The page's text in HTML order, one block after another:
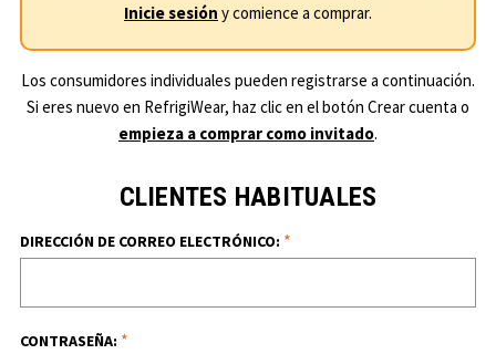
Inicie sesión y comience a comprar.
Los consumidores individuales pueden registrarse a continuación.
Si eres nuevo en RefrigiWear, haz clic en el botón Crear cuenta o
empieza a comprar como invitado.
CLIENTES HABITUALES
DIRECCIÓN DE CORREO ELECTRÓNICO: *
CONTRASEÑA: *